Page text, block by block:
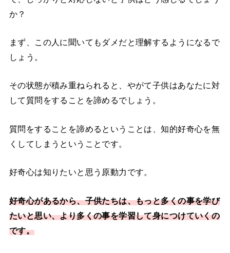
か？
まず、この人に聞いてもダメだと理解するようになるで
しょう。
その状態が積み重ねられると、やがて子供はあなたに対
して質問をすることを諦めるでしょう。
質問をすることを諦めるということは、知的好奇心を無
くしてしまうということです。
好奇心は知りたいと思う原動力です。
好奇心があるから、子供たちは、もっと多くの事を学び
たいと思い、より多くの事を学習して身につけていくの
です。